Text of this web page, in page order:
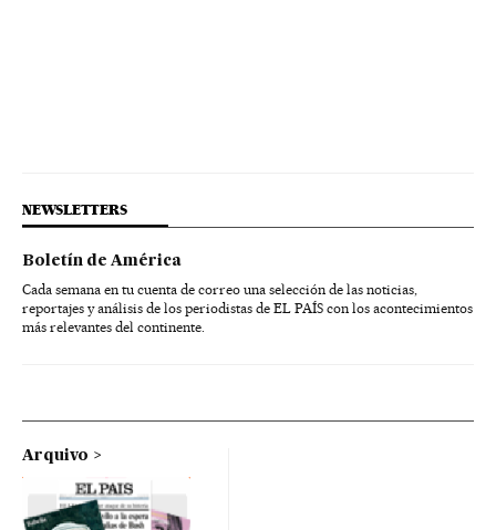
NEWSLETTERS
Boletín de América
Cada semana en tu cuenta de correo una selección de las noticias,
reportajes y análisis de los periodistas de EL PAÍS con los acontecimientos
más relevantes del continente.
Arquivo